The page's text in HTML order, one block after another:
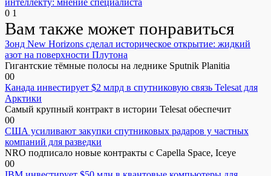
интеллекту: мнение специалиста
0 1
Вам также может понравиться
Зонд New Horizons сделал историческое открытие: жидкий
азот на поверхности Плутона
Гигантские тёмные полосы на леднике Sputnik Planitia
00
Канада инвестирует $2 млрд в спутниковую связь Telesat для
Арктики
Самый крупный контракт в истории Telesat обеспечит
00
США усиливают закупки спутниковых радаров у частных
компаний для разведки
NRO подписало новые контракты с Capella Space, Iceye
00